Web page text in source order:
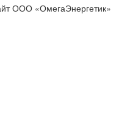
ООО «ОмегаЭнергетик»